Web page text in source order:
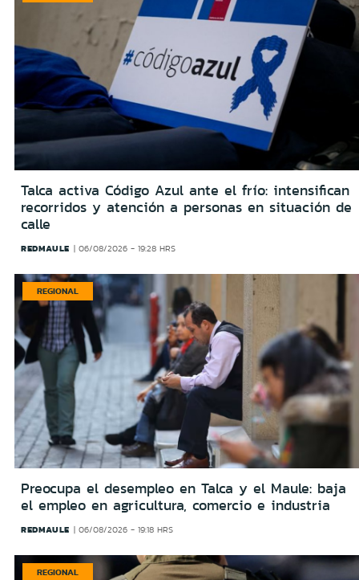
Talca activa Código Azul ante el frío: intensifican
recorridos y atención a personas en situación de
calle
REDMAULE 06/08/2026 - 19:28 HRS
REGIONAL
Preocupa el desempleo en Talca y el Maule: baja
el empleo en agricultura, comercio e industria
REDMAULE 06/08/2026 - 19:18 HRS
REGIONAL